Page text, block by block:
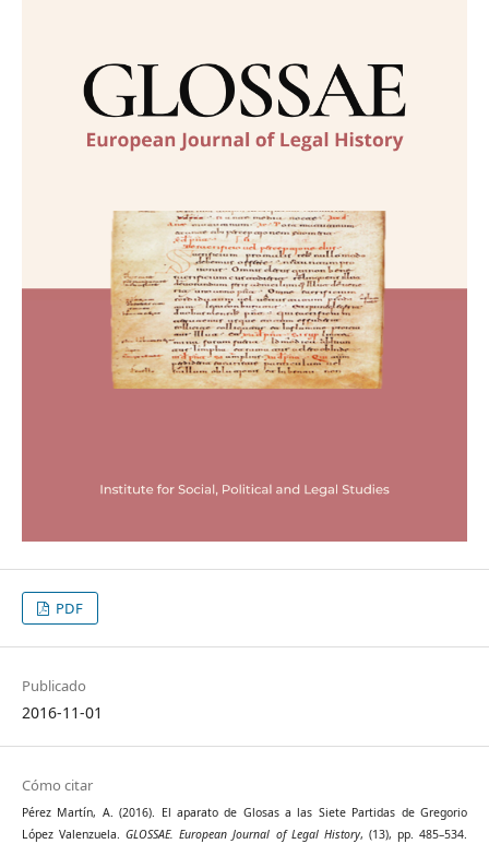
PDF
Publicado
2016-11-01
Cómo citar
Pérez Martín, A. (2016). El aparato de Glosas a las Siete Partidas de Gregorio
López Valenzuela.GLOSSAE. European Journal of Legal History, (13), pp. 485–534.